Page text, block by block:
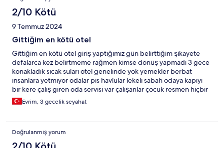
2/10 Kötü
9 Temmuz 2024
Gittiğim en kötü otel
Gittiğim en kötü otel giriş yaptığımız gün belirttiğim şikayete
defalarca kez belirtmeme rağmen kimse dönüş yapmadı 3 gece
konakladık sıcak suları otel genelinde yok yemekler berbat
insanlara yetmiyor odalar pis havlular lekeli sabah odaya kapıyı
bir kere çalış giren oda servisi var çalışanlar çocuk resmen hiçbir
ciddiyet yok çalışanlardan biri yanlış telefuz ettiğim için dalga
geçti onu da gördüm siz odanıza çıkın biz gelip bakalım diyorlar
Evrim, 3 gecelik seyahat
Doğrulanmış yorum